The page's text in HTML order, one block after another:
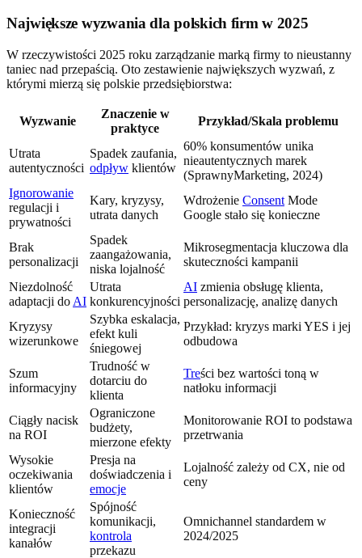
Największe wyzwania dla polskich firm w 2025
W rzeczywistości 2025 roku zarządzanie marką firmy to nieustanny
taniec nad przepaścią. Oto zestawienie największych wyzwań, z
którymi mierzą się polskie przedsiębiorstwa:
Wyzwanie
Znaczenie w
praktyce
Przykład/Skala problemu
Utrata
autentyczności
Spadek zaufania,
odpływ klientów
60% konsumentów unika
nieautentycznych marek
(SprawnyMarketing, 2024)
Ignorowanie
regulacji i
prywatności
Kary, kryzysy,
utrata danych
Wdrożenie Consent Mode
Google stało się konieczne
Brak
personalizacji
Spadek
zaangażowania,
niska lojalność
Mikrosegmentacja kluczowa dla
skuteczności kampanii
Niezdolność
adaptacji do AI
Utrata
konkurencyjności
AI zmienia obsługę klienta,
personalizację, analizę danych
Kryzysy
wizerunkowe
Szybka eskalacja,
efekt kuli
śniegowej
Przykład: kryzys marki YES i jej
odbudowa
Szum
informacyjny
Trudność w
dotarciu do
klienta
Treści bez wartości toną w
natłoku informacji
Ciągły nacisk
na ROI
Ograniczone
budżety,
mierzone efekty
Monitorowanie ROI to podstawa
przetrwania
Wysokie
oczekiwania
klientów
Presja na
doświadczenia i
emocje
Lojalność zależy od CX, nie od
ceny
Konieczność
integracji
kanałów
Spójność
komunikacji,
kontrola
przekazu
Omnichannel standardem w
2024/2025